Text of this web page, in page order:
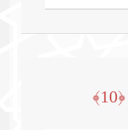
﴿10﴾